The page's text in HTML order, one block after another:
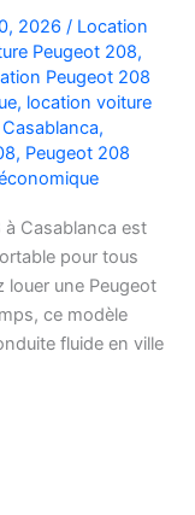
2026 / Location
Peugeot 208,
Peugeot 208
, location voiture
,
, Peugeot 208
Casablanca est
pour tous
louer une Peugeot
ce modèle
fluide en ville